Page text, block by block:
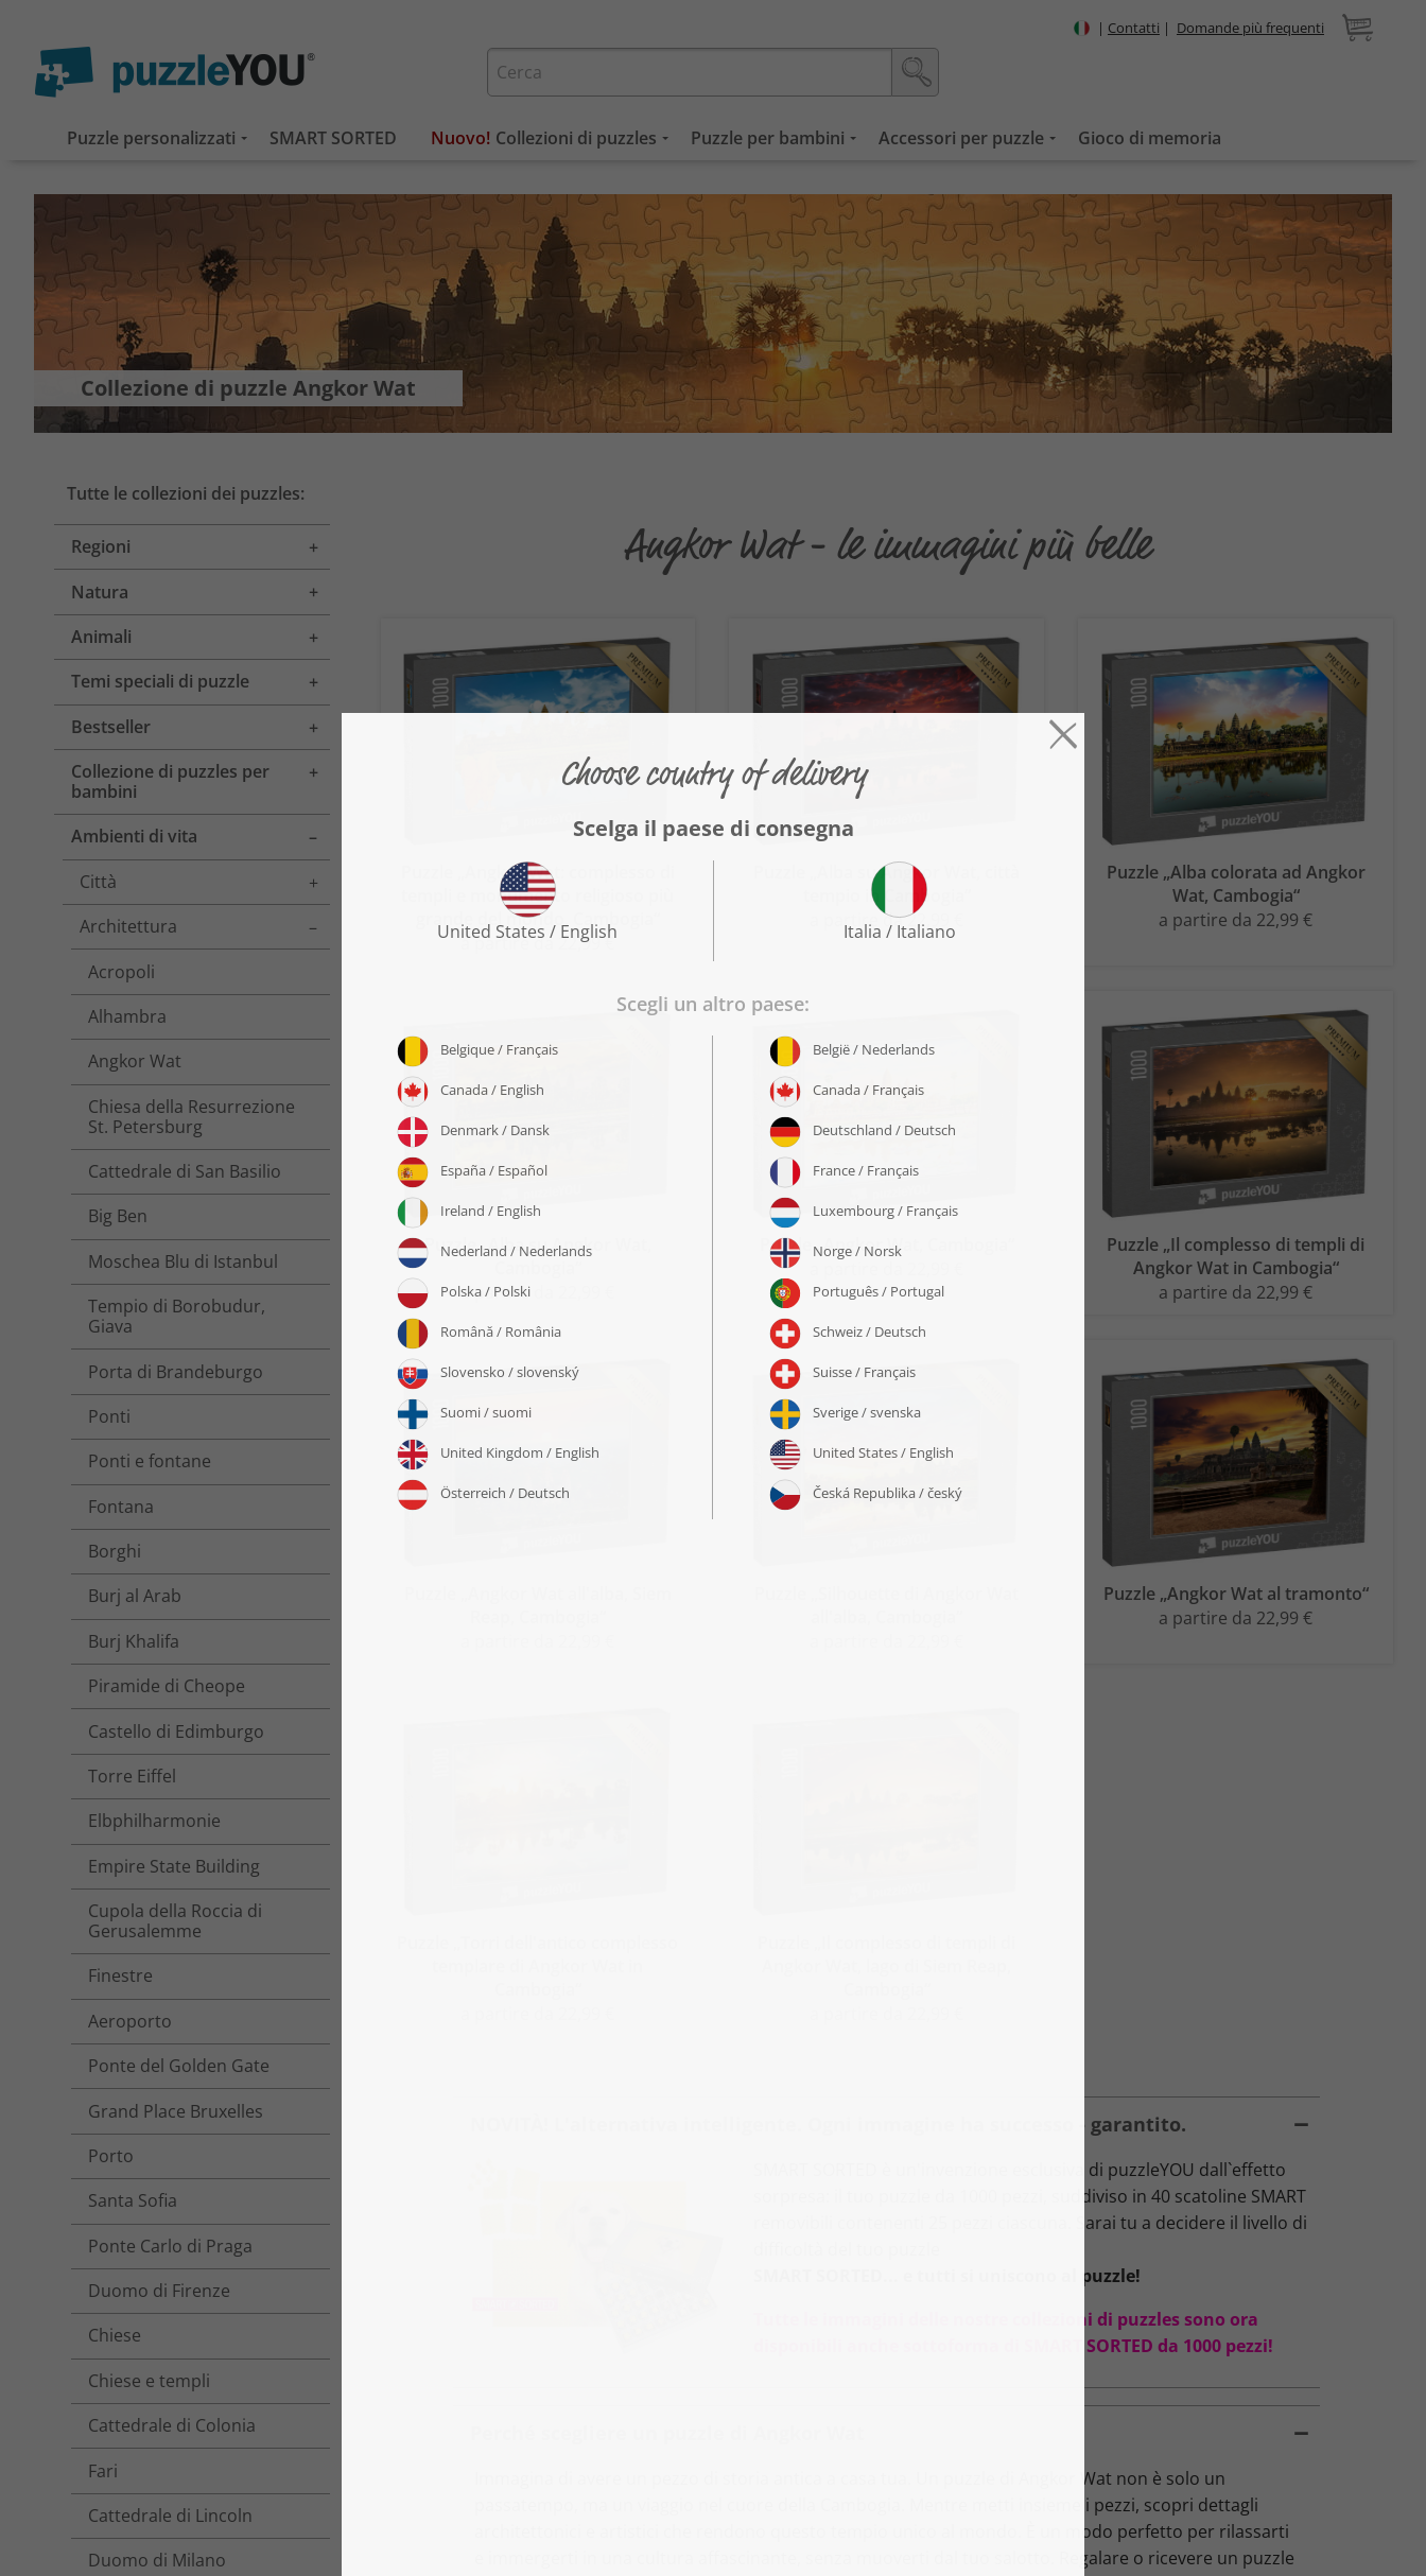
| Contatti | Domande più frequenti
Puzzle personalizzati SMART SORTED Collezioni di puzzles Puzzle per bambini Accessori per puzzle Gioco di memoria
Collezione di puzzle Angkor Wat
Tutte le collezioni dei puzzles:
Regioni
Toggle menu
Natura
Toggle menu
Animali
Toggle menu
Temi speciali di puzzle
Toggle menu
Bestseller
Toggle menu
Collezione di puzzles per
bambini
Toggle menu
Ambienti di vita
Toggle menu
Città
Toggle menu
Architettura
Toggle menu
Acropoli
Alhambra
Angkor Wat
Chiesa della Resurrezione
St. Petersburg
Cattedrale di San Basilio
Big Ben
Moschea Blu di Istanbul
Tempio di Borobudur,
Giava
Porta di Brandeburgo
Ponti
Ponti e fontane
Fontana
Borghi
Burj al Arab
Burj Khalifa
Piramide di Cheope
Castello di Edimburgo
Torre Eiffel
Elbphilharmonie
Empire State Building
Cupola della Roccia di
Gerusalemme
Finestre
Aeroporto
Ponte del Golden Gate
Grand Place Bruxelles
Porto
Santa Sofia
Ponte Carlo di Praga
Duomo di Firenze
Chiese
Chiese e templi
Cattedrale di Colonia
Fari
Cattedrale di Lincoln
Duomo di Milano
Angkor Wat - le immagini più belle
Puzzle „Angkor Wat: complesso di
templi e monumento religioso più
grande del mondo, Cambogia“
a partire da 22,99 €
Puzzle „Alba su Angkor Wat, città
tempio in Cambogia“
a partire da 22,99 €
Puzzle „Alba colorata ad Angkor
Wat, Cambogia“
a partire da 22,99 €
Puzzle „Alba su Angkor Wat,
a partire da 22,99 €
Puzzle „Angkor Wat, Cambogia“
Puzzle „Il complesso di templi di
Angkor Wat in Cambogia“
a partire da 22,99 €
Puzzle „Angkor Wat al tramonto“
a partire da 22,99 €
NOVITÀ! L'alternativa intelligente. Ogni immagine ha successo - garantito.
SMART SORTED è un'invenzione esclusiva di puzzleYOU dall`effetto
sorpresa: il tuo puzzle da 1000 pezzi, suddiviso in 40 scatoline SMART
removibili contenenti 25 pezzi ciascuna. Sarai tu a decidere il livello di
SMART SORTED... e tutti si uniscono al puzzle!
Tutte le immagini delle nostre collezioni di puzzles sono ora
disponibili anche sottoforma di SMART SORTED da 1000 pezzi!
Immagina di avere un pezzo di storia antica a casa tua. Un puzzle di Angkor Wat non è solo un
passatempo, ma un viaggio nel cuore della Cambogia. Mentre metti insieme i pezzi, scopri dettagli
architettonici e artistici che rendono questo tempio unico al mondo. È un modo perfetto per rilassarti
e immergerti in una cultura affascinante, senza muoverti dal tuo salotto. Regalare o ricevere un puzzle